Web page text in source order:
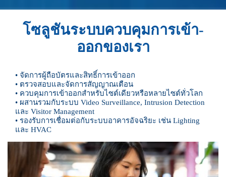
โซลูชันระบบควบคุมการเข้า-
ออกของเรา
• จัดการผู้ถือบัตรและสิทธิ์การเข้าออก
• ตรวจสอบและจัดการสัญญาณเตือน
• ควบคุมการเข้าออกสำหรับไซต์เดียวหรือหลายไซต์ทั่วโลก
• ผสานรวมกับระบบ Video Surveillance, Intrusion Detection
และ Visitor Management
• รองรับการเชื่อมต่อกับระบบอาคารอัจฉริยะ เช่น Lighting
และ HVAC